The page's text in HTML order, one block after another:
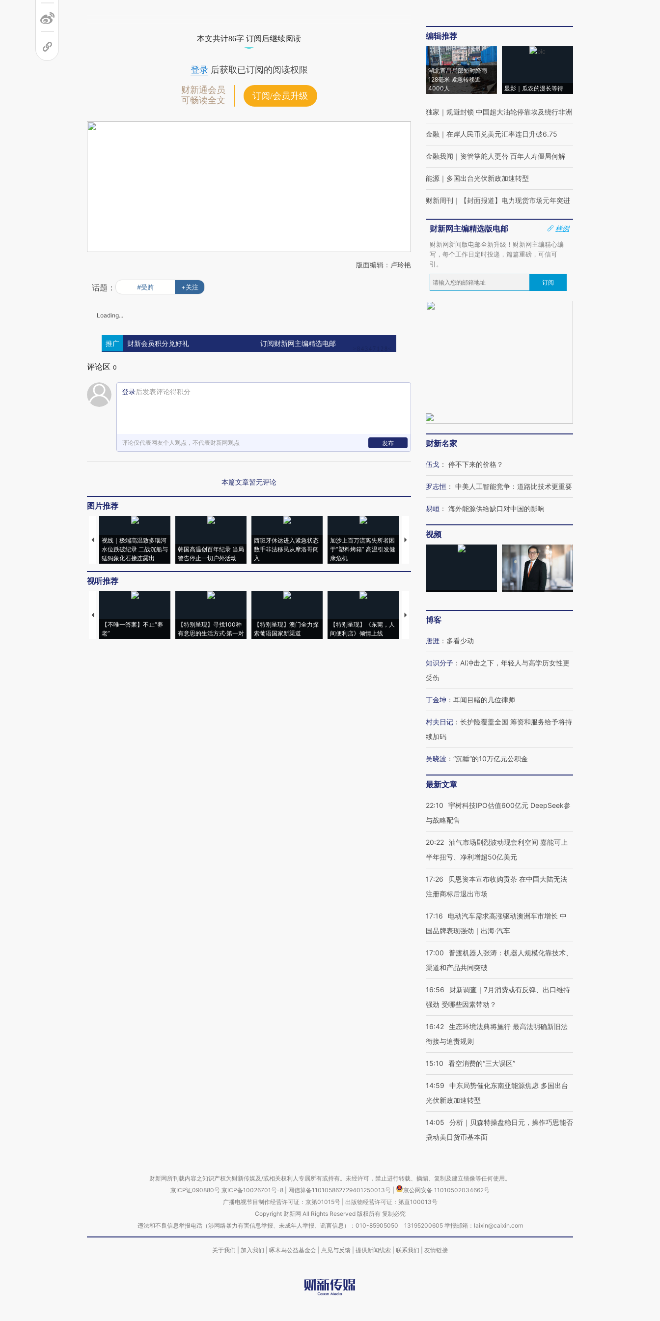
本文共计86字 订阅后继续阅读
登录后获取已订阅的阅读权限
财新通会员
可畅读全文
订阅/会员升级
版面编辑：卢玲艳
话题： #受贿 +关注
Loading...
推广 财新会员积分兑好礼 订阅财新网主编精选电邮
评论区 0
登录后发表评论得积分
评论仅代表网友个人观点，不代表财新网观点 发布
本篇文章暂无评论
图片推荐
视线｜极端高温致多瑙河
水位跌破纪录 二战沉船与
猛犸象化石接连露出
韩国高温创百年纪录 当局
警告停止一切户外活动
西班牙休达进入紧急状态
数千非法移民从摩洛哥闯
入
加沙上百万流离失所者困
于“塑料烤箱” 高温引发健
康危机
视线｜HYROX的吸金
术：是什么让中产们甘
粒摇头丸 尿检体内含3种
度Z世代 用街头抗争将教
育部长拱下台
视听推荐
【不唯一答案】不止“养
老”
【特别呈现】寻找100种
有意思的生活方式·第一对
【特别呈现】澳门全力探
索葡语国家新渠道
【特别呈现】《东莞，人
间便利店》倾情上线
【推广】走进第四届链博
会，让数智科技“链”接产
编辑推荐
湖北宜昌局部短时降雨
128毫米 紧急转移近
4000人
显影｜瓜农的漫长等待
独家 ｜ 规避封锁 中国超大油轮停靠埃及绕行非洲
金融 ｜ 在岸人民币兑美元汇率连日升破6.75
金融我闻 ｜ 资管掌舵人更替 百年人寿僵局何解
能源 ｜ 多国出台光伏新政加速转型
财新周刊 ｜ 【封面报道】电力现货市场元年突进
财新网主编精选版电邮
样例
财新网新闻版电邮全新升级！财新网主编精心编
写，每个工作日定时投递，篇篇重磅，可信可
引。
订阅
财新名家
伍戈 ： 停不下来的价格？
罗志恒 ： 中美人工智能竞争：道路比技术更重要
易峘 ： 海外能源供给缺口对中国的影响
视频
博客
唐涯 ： 多看少动
知识分子 ： AI冲击之下，年轻人与高学历女性更
受伤
丁金坤 ： 耳闻目睹的几位律师
村夫日记 ： 长护险覆盖全国 筹资和服务给予将持
续加码
吴晓波 ： “沉睡”的10万亿元公积金
最新文章
22:10
宇树科技IPO估值600亿元 DeepSeek参
与战略配售
20:22 油气市场剧烈波动现套利空间 嘉能可上
半年扭亏、净利增超50亿美元
17:26
贝恩资本宣布收购贡茶 在中国大陆无法
注册商标后退出市场
17:16
电动汽车需求高涨驱动澳洲车市增长 中
国品牌表现强劲｜出海·汽车
17:00
普渡机器人张涛：机器人规模化靠技术、
渠道和产品共同突破
16:56
财新调查｜7月消费或有反弹、出口维持
强劲 受哪些因素带动？
16:42 生态环境法典将施行 最高法明确新旧法
衔接与追责规则
15:10 看空消费的“三大误区”
14:59
中东局势催化东南亚能源焦虑 多国出台
光伏新政加速转型
14:05
分析｜贝森特操盘稳日元，操作巧思能否
撬动美日货币基本面
财新网所刊载内容之知识产权为财新传媒及/或相关权利人专属所有或持有。未经许可，禁止进行转载、摘编、复制及建立镜像等任何使用。
京ICP证090880号 京ICP备10026701号-8 网信算备110105862729401250013号
京公网安备 11010502034662号
广播电视节目制作经营许可证：京第01015号| 出版物经营许可证：第直100013号
Copyright 财新网 All Rights Reserved 版权所有 复制必究
违法和不良信息举报电话（涉网络暴力有害信息举报、未成年人举报、谣言信息）：010-85905050 13195200605 举报邮箱：laixin@caixin.com
关于我们 加入我们 啄木鸟公益基金会 意见与反馈 提供新闻线索 联系我们 友情链接